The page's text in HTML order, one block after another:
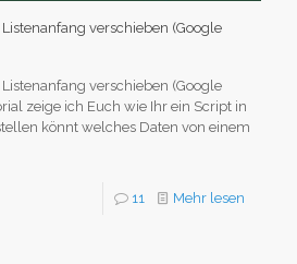
verschieben (Google
verschieben (Google
zeige ich Euch wie Ihr ein Script in
könnt welches Daten von einem
11 Mehr lesen